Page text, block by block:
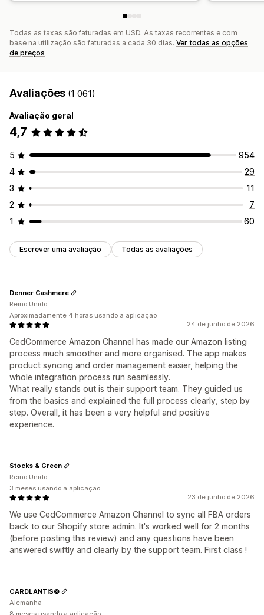
Todas as taxas são faturadas em USD. As taxas recorrentes e com
base na utilização são faturadas a cada 30 dias. Ver todas as opções
de preços
Avaliações (1 061)
Avaliação geral
4,7
5
954
4
29
3
11
2
7
1
60
Escrever uma avaliação Todas as avaliações
24 de junho de 2026
CedCommerce Amazon Channel has made our Amazon listing
process much smoother and more organised. The app makes
product syncing and order management easier, helping the
whole integration process run seamlessly.
What really stands out is their support team. They guided us
from the basics and explained the full process clearly, step by
step. Overall, it has been a very helpful and positive
experience.
Denner Cashmere
Reino Unido
Aproximadamente 4 horas usando a aplicação
23 de junho de 2026
We use CedCommerce Amazon Channel to sync all FBA orders
back to our Shopify store admin. It's worked well for 2 months
(before posting this review) and any questions have been
answered swiftly and clearly by the support team. First class !
Stocks & Green
Reino Unido
3 meses usando a aplicação
CARDLANTIS©
Alemanha